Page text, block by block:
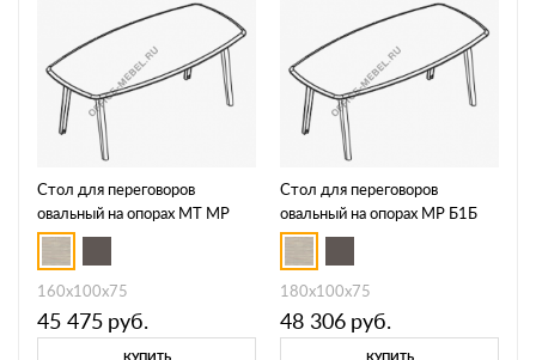
Стол для переговоров
овальный на опорах МТ МР
Б1Б 145
160x100x75
45 475 руб.
КУПИТЬ
Стол для переговоров
овальный на опорах МР Б1Б
146
180x100x75
48 306 руб.
КУПИТЬ